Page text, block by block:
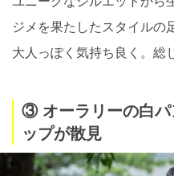
ジメを果たしたスタイルの
大人っぽく気持ち良く。総
③ オーラリーの白パ
ップが散見